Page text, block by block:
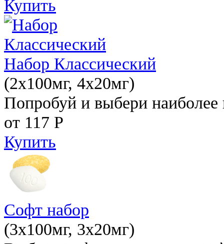
Купить
Набор Классический
(2x100мг, 4x20мг)
Попробуй и выбери наиболее
от 117 Р
Купить
Софт набор
(3x100мг, 3x20мг)